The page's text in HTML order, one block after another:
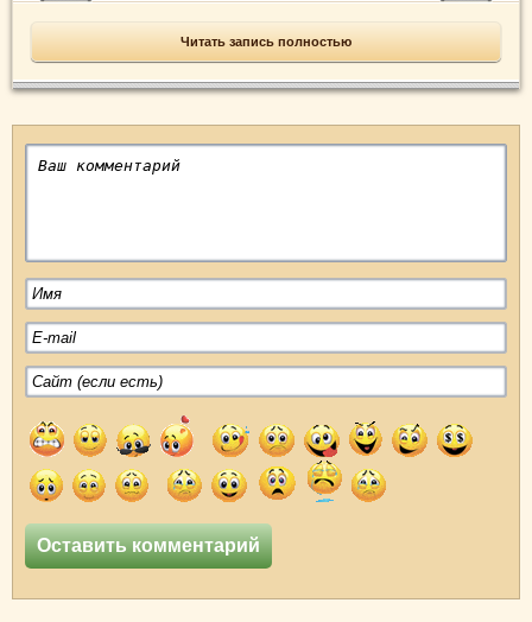
Читать запись полностью